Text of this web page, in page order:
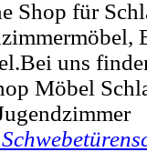
Shop für
uns
Möbel